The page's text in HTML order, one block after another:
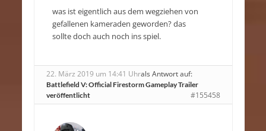
was ist eigentlich aus dem wegziehen von
gefallenen kameraden geworden? das
sollte doch auch noch ins spiel.
22. März 2019 um 14:41 Uhrals Antwort auf:
Battlefield V: Official Firestorm Gameplay Trailer
veröffentlicht
#155458